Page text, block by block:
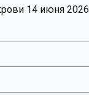
14 июня 2026